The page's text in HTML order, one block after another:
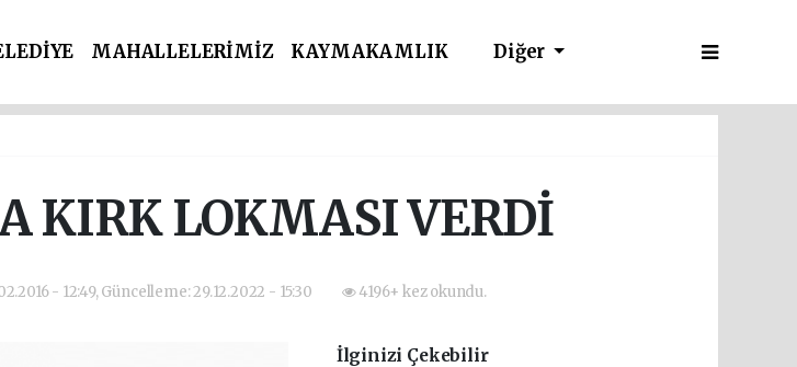
MAHALLELERİMİZ
KAYMAKAMLIK
Diğer
KIRK LOKMASI VERDİ
- 12:49, Güncelleme: 29.12.2022 - 15:30 4196+ kez okundu.
İlginizi Çekebilir